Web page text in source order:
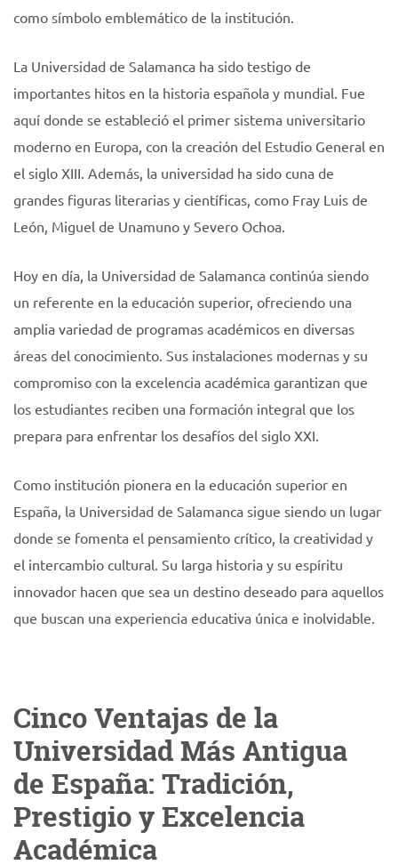
como símbolo emblemático de la institución.
La Universidad de Salamanca ha sido testigo de
importantes hitos en la historia española y mundial. Fue
aquí donde se estableció el primer sistema universitario
moderno en Europa, con la creación del Estudio General en
el siglo XIII. Además, la universidad ha sido cuna de
grandes figuras literarias y científicas, como Fray Luis de
León, Miguel de Unamuno y Severo Ochoa.
Hoy en día, la Universidad de Salamanca continúa siendo
un referente en la educación superior, ofreciendo una
amplia variedad de programas académicos en diversas
áreas del conocimiento. Sus instalaciones modernas y su
compromiso con la excelencia académica garantizan que
los estudiantes reciben una formación integral que los
prepara para enfrentar los desafíos del siglo XXI.
Como institución pionera en la educación superior en
España, la Universidad de Salamanca sigue siendo un lugar
donde se fomenta el pensamiento crítico, la creatividad y
el intercambio cultural. Su larga historia y su espíritu
innovador hacen que sea un destino deseado para aquellos
que buscan una experiencia educativa única e inolvidable.
Cinco Ventajas de la
Universidad Más Antigua
de España: Tradición,
Prestigio y Excelencia
Académica